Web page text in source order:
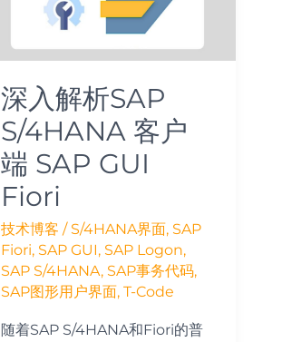
深入解析SAP
S/4HANA 客户
端 SAP GUI
Fiori
技术博客 / S/4HANA界面, SAP
Fiori, SAP GUI, SAP Logon,
SAP S/4HANA, SAP事务代码,
SAP图形用户界面, T-Code
随着SAP S/4HANA和Fiori的普
S/4HANA
客
端
SAP
GUI
Fiori